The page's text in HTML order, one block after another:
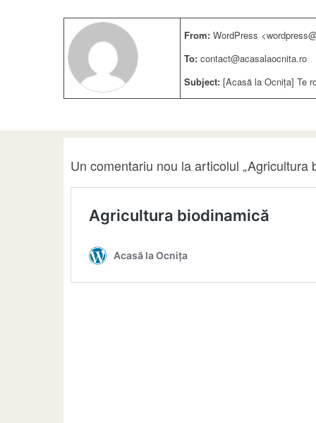
From: WordPress
To: contact@acasalaocnita.ro
Subject: [Acasă la Ocnița] Te
Un comentariu nou la articolul „Agricultura